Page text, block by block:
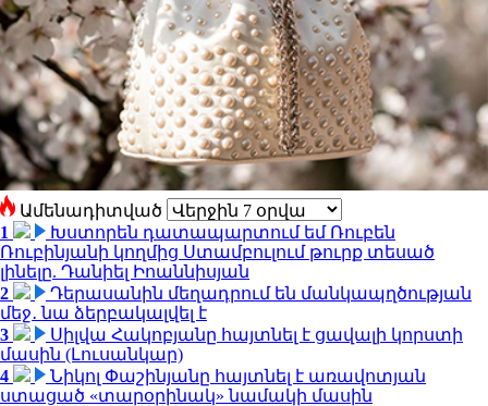
Ամենադիտված
1
Խստորեն դատապարտում եմ Ռուբեն
Ռուբինյանի կողմից Ստամբուլում թուրք տեսած
լինելը. Դանիել Իոաննիսյան
2
Դերասանին մեղադրում են մանկապղծության
մեջ․ նա ձերբակալվել է
3
Սիլվա Հակոբյանը հայտնել է ցավալի կորստի
մասին (Լուսանկար)
4
Նիկոլ Փաշինյանը հայտնել է առավոտյան
ստացած «տարօրինակ» նամակի մասին